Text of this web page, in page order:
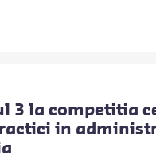
3 la competitia
in